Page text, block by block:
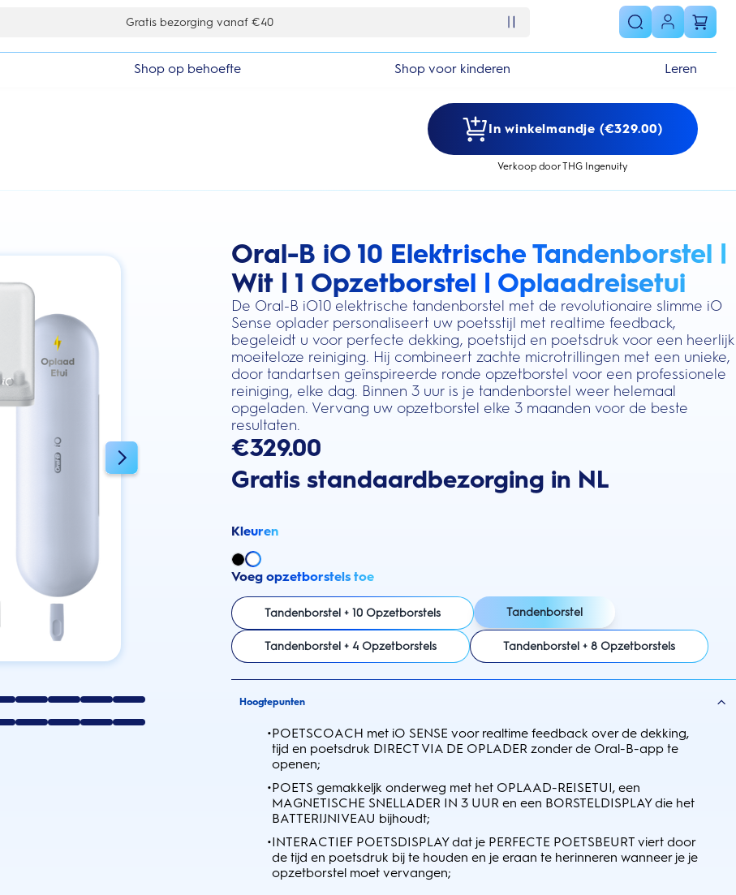
Gratis bezorging vanaf €40
Shop op behoefte Shop voor kinderen Leren
In winkelmandje (€329.00)
Verkoop door THG Ingenuity
Oral-B iO 10 Elektrische Tandenborstel |
Wit | 1 Opzetborstel | Oplaadreisetui
De Oral-B iO10 elektrische tandenborstel met de revolutionaire slimme iO
Sense oplader personaliseert uw poetsstijl met realtime feedback,
begeleidt u voor perfecte dekking, poetstijd en poetsdruk voor een heerlijk
moeiteloze reiniging. Hij combineert zachte microtrillingen met een unieke,
door tandartsen geïnspireerde ronde opzetborstel voor een professionele
reiniging, elke dag. Binnen 3 uur is je tandenborstel weer helemaal
opgeladen. Vervang uw opzetborstel elke 3 maanden voor de beste
resultaten.
this action will scroll you to the reviews section
€329.00
Gratis standaardbezorging in NL
Kleuren
Voeg opzetborstels toe
Tandenborstel + 10 Opzetborstels Tandenborstel
Tandenborstel + 4 Opzetborstels Tandenborstel + 8 Opzetborstels
Hoogtepunten
•POETSCOACH met iO SENSE voor realtime feedback over de dekking,
tijd en poetsdruk DIRECT VIA DE OPLADER zonder de Oral-B-app te
openen;
•POETS gemakkeljk onderweg met het OPLAAD-REISETUI, een
MAGNETISCHE SNELLADER IN 3 UUR en een BORSTELDISPLAY die het
BATTERIJNIVEAU bijhoudt;
•INTERACTIEF POETSDISPLAY dat je PERFECTE POETSBEURT viert door
de tijd en poetsdruk bij te houden en je eraan te herinneren wanneer je je
opzetborstel moet vervangen;